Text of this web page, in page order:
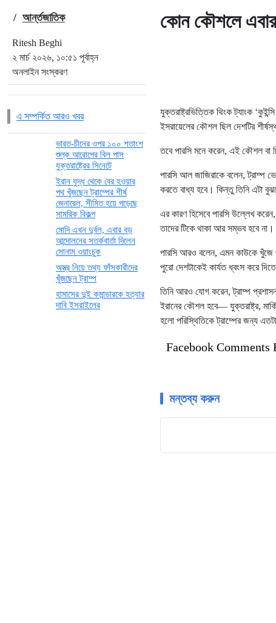
/ আর্ন্তজাতিক
Ritesh Beghi
২ মার্চ ২০২৬, ১০:৫১ পূর্বাহ্ন
অনলাইন সংস্করণ
এ সম্পর্কিত আরও খবর
ভারত-চীনের ওপর ১০০ শতাংশ
শুল্ক আরোপের বিল পাস
যুক্তরাষ্ট্রের সিনেটে
ইরান যুদ্ধ থেকে বের হওয়ার
পথ খুঁজছেন ট্রাম্পের শীর্ষ
জেনারেল, সীমিত হয়ে পড়েছে
সামরিক বিকল্প
মোদি এখন দুর্বল, এবার বড়
আন্দোলনের সতর্কবার্তা দিলেন
সোনাম ওয়াংচুক
অস্ত্র নিয়ে তথ্য ফাঁসকারীদের
খুঁজছেন ট্রাম্প
হামাসের দুই কমান্ডারকে হত্যার
দাবি ইসরাইলের
কোন কৌশলে
যুক্তরাষ্ট্রভিত্তিক থিংক ট্যাংক
ইসরায়েলের কৌশল ছিল দেশটির
তবে পারসি মনে করেন, এই কৌশল বা
পারসি আল জাজিরাকে বলেন, ট্রাম্প
করতে বাধ্য হবে। কিন্তু তিনি এটা
এর কারণ হিসেবে পারসি উল্লেখ
তাদের টিকে থাকা আর সম্ভব হবে না।
পারসি আরও বলেন, এমন কাউকে খুঁজে
পুরো দেশটাকেই কার্যত ধ্বংস করে
তিনি আরও যোগ করেন, ট্রাম্প
ইরানের কৌশল হবে— যুক্তরাষ্ট্র,
হলো পরিস্থিতিকে ট্রাম্পের জন্য
Facebook Comments
মন্তব্য করুন